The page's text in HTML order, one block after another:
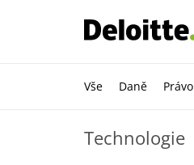
Vše Daně Právo
Technologie